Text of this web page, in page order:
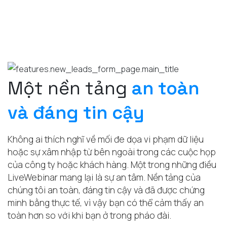
Một nền tảng an toàn
và đáng tin cậy
Không ai thích nghĩ về mối đe dọa vi phạm dữ liệu
hoặc sự xâm nhập từ bên ngoài trong các cuộc họp
của công ty hoặc khách hàng. Một trong những điều
LiveWebinar mang lại là sự an tâm. Nền tảng của
chúng tôi an toàn, đáng tin cậy và đã được chứng
minh bằng thực tế, vì vậy bạn có thể cảm thấy an
toàn hơn so với khi bạn ở trong pháo đài.